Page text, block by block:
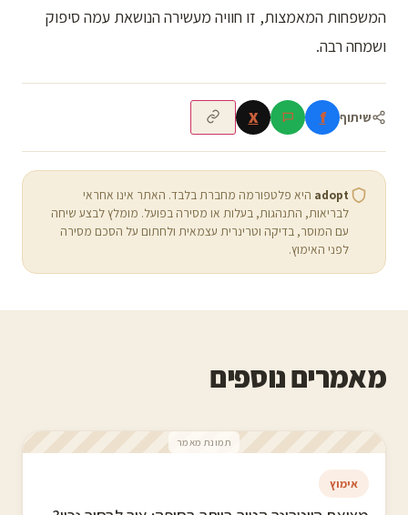
המשפחות המאמצות, זו חוויה מעשירה הנושאת עמה סיפוק
ושמחה רבה.
שיתוף f
X
adopt היא פלטפורמה מחברת בלבד. האתר אינו אחראי
לבריאות, התנהגות, בעלות או מסירה בפועל. מומלץ לבצע שיחה
עם המוסר, בדיקה וטרינרית עצמאית ולחתום על הסכם מסירה
לפני האימוץ.
מאמרים נוספים
תמונת מאמר
אימוץ